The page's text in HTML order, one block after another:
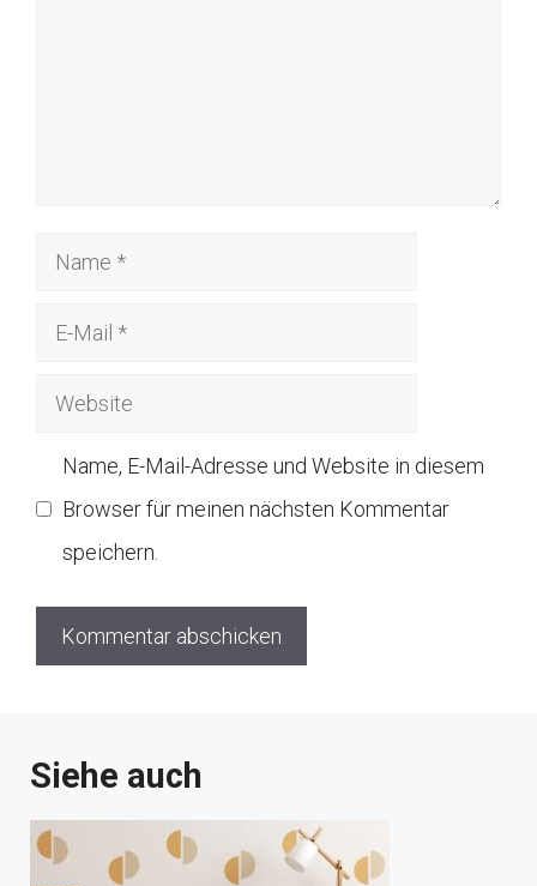
Name
Website
Name, E-Mail-Adresse und Website in diesem
Browser für meinen nächsten Kommentar
speichern.
Siehe auch